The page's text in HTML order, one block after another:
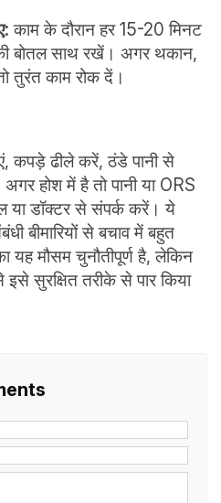
काम के दौरान हर 15-20 मिनट
बोतल साथ रखें। अगर थकान,
तुरंत काम रोक दें।
कपड़े ढीले करें, ठंडे पानी से
होश में है तो पानी या ORS
या डॉक्टर से संपर्क करें। ये
बीमारियों से बचाव में बहुत
यह मौसम चुनौतीपूर्ण है, लेकिन
सुरक्षित तरीके से पार किया